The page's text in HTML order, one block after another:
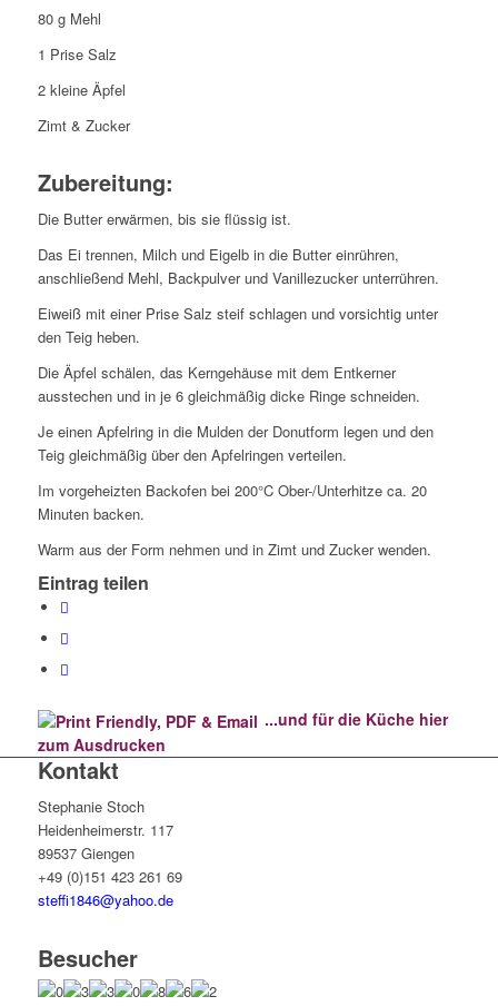
80 g Mehl
1 Prise Salz
2 kleine Äpfel
Zimt & Zucker
Zubereitung:
Die Butter erwärmen, bis sie flüssig ist.
Das Ei trennen, Milch und Eigelb in die Butter einrühren,
anschließend Mehl, Backpulver und Vanillezucker unterrühren.
Eiweiß mit einer Prise Salz steif schlagen und vorsichtig unter
den Teig heben.
Die Äpfel schälen, das Kerngehäuse mit dem Entkerner
ausstechen und in je 6 gleichmäßig dicke Ringe schneiden.
Je einen Apfelring in die Mulden der Donutform legen und den
Teig gleichmäßig über den Apfelringen verteilen.
Im vorgeheizten Backofen bei 200°C Ober-/Unterhitze ca. 20
Minuten backen.
Warm aus der Form nehmen und in Zimt und Zucker wenden.
Eintrag teilen
...und für die Küche hier
zum Ausdrucken
Kontakt
Stephanie Stoch
Heidenheimerstr. 117
89537 Giengen
+49 (0)151 423 261 69
steffi1846@yahoo.de
Besucher